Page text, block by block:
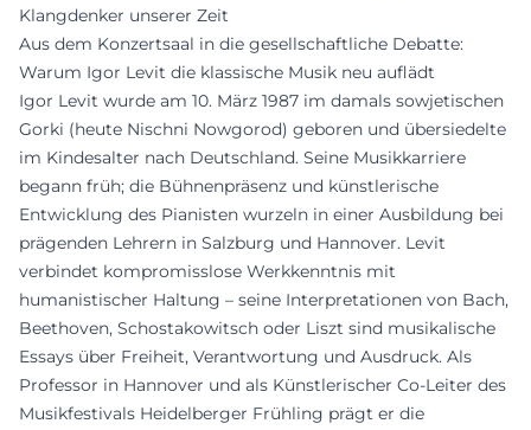
Klangdenker unserer Zeit
Aus dem Konzertsaal in die gesellschaftliche Debatte:
Warum Igor Levit die klassische Musik neu auflädt
Igor Levit wurde am 10. März 1987 im damals sowjetischen
Gorki (heute Nischni Nowgorod) geboren und übersiedelte
im Kindesalter nach Deutschland. Seine Musikkarriere
begann früh; die Bühnenpräsenz und künstlerische
Entwicklung des Pianisten wurzeln in einer Ausbildung bei
prägenden Lehrern in Salzburg und Hannover. Levit
verbindet kompromisslose Werkkenntnis mit
humanistischer Haltung – seine Interpretationen von Bach,
Beethoven, Schostakowitsch oder Liszt sind musikalische
Essays über Freiheit, Verantwortung und Ausdruck. Als
Professor in Hannover und als Künstlerischer Co-Leiter des
Musikfestivals Heidelberger Frühling prägt er die